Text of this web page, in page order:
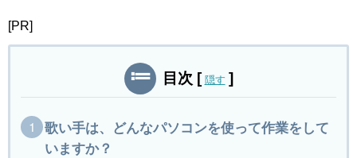
[PR]
目次 [ 隠す ]
歌い手は、どんなパソコンを使って作業をして
いますか？